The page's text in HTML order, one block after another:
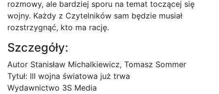
rozmowy, ale bardziej sporu na temat toczącej się
wojny. Każdy z Czytelników sam będzie musiał
rozstrzygnąć, kto ma rację.
Szczegóły:
Autor Stanisław Michalkiewicz, Tomasz Sommer
Tytuł: III wojna światowa już trwa
Wydawnictwo 3S Media